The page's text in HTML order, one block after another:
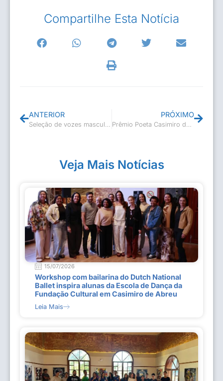
Compartilhe Esta Notícia
ANTERIOR
Seleção de vozes masculinas para Coral Encantos de Barra de São João
PRÓXIMO
Prêmio Poeta Casimiro de Abreu II
Veja Mais Notícias
15/07/2026
Workshop com bailarina do Dutch National
Ballet inspira alunas da Escola de Dança da
Fundação Cultural em Casimiro de Abreu
Leia Mais